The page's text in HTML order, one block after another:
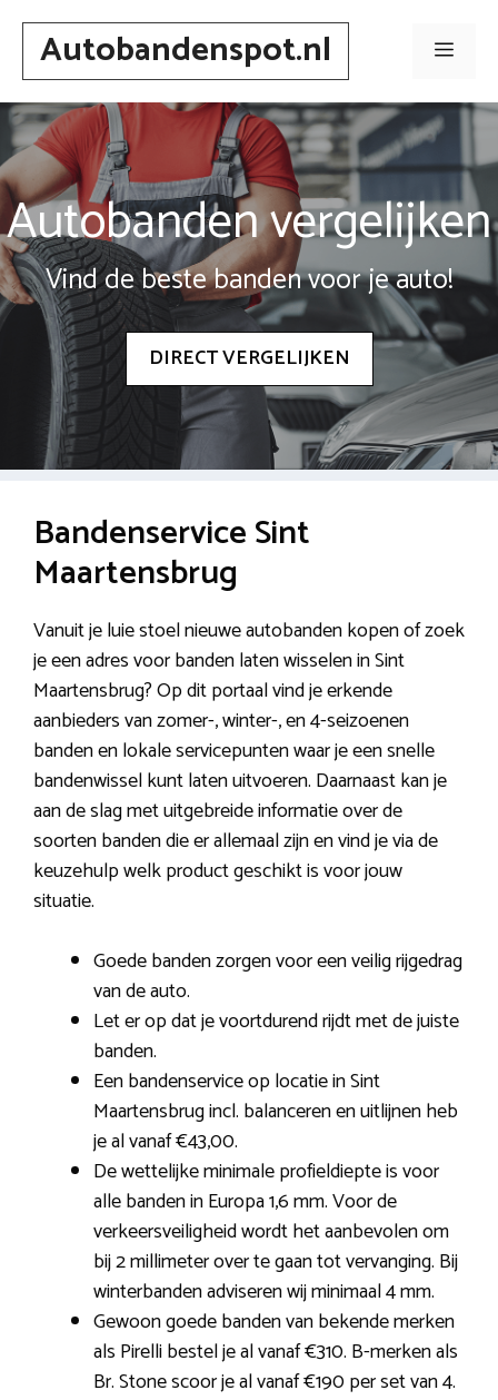
Spring
inhoudAutobandenspot.nl Menu
Autobanden vergelijken
Vind de beste banden voor je auto!
DIRECT VERGELIJKEN
Bandenservice Sint
Maartensbrug
Vanuit je luie stoel nieuwe autobanden kopen of zoek
je een adres voor banden laten wisselen in Sint
Maartensbrug? Op dit portaal vind je erkende
aanbieders van zomer-, winter-, en 4-seizoenen
banden en lokale servicepunten waar je een snelle
bandenwissel kunt laten uitvoeren. Daarnaast kan je
aan de slag met uitgebreide informatie over de
soorten banden die er allemaal zijn en vind je via de
keuzehulp welk product geschikt is voor jouw
situatie.
Goede banden zorgen voor een veilig rijgedrag
van de auto.
Let er op dat je voortdurend rijdt met de juiste
banden.
Een bandenservice op locatie in Sint
Maartensbrug incl. balanceren en uitlijnen heb
je al vanaf €43,00.
De wettelijke minimale profieldiepte is voor
alle banden in Europa 1,6 mm. Voor de
verkeersveiligheid wordt het aanbevolen om
bij 2 millimeter over te gaan tot vervanging. Bij
winterbanden adviseren wij minimaal 4 mm.
Gewoon goede banden van bekende merken
als Pirelli bestel je al vanaf €310. B-merken als
Br. Stone scoor je al vanaf €190 per set van 4.